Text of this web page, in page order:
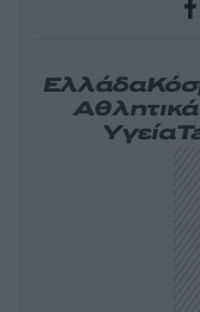
Ελλάδα
Αθλητικά
Υγεία